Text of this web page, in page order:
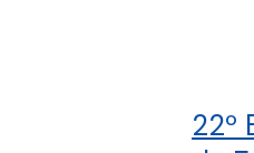
22º
de